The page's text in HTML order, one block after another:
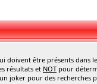
doivent être présents dans
résultats et NOT pour
joker pour des recherches